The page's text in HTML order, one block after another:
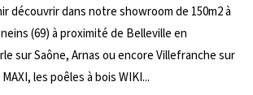
découvrir dans notre showroom de 150m2 à
(69) à proximité de Belleville en
sur Saône, Arnas ou encore Villefranche sur
les poêles à bois WIKI...